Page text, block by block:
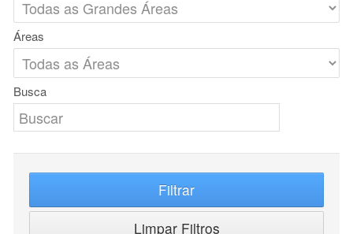
Áreas
Busca
Filtrar
Limpar Filtros